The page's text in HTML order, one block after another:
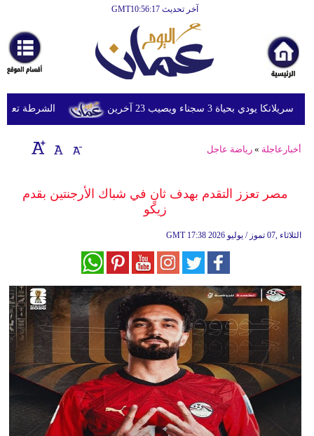
آخر تحديث GMT10:56:17
أخبارعاجلة
رياضة
ثقافة
إقتصاد
وموسيقى
سياحة
وسفر
ديكور
أخبار
إعلام
الشرطة تعتقل بحياة 3 سجناء ويصيب 23 آخرين
أخبارعاجلة »رياضة عاجل
مصر تعزز التقدم بهدف ثانٍ في شباك الأرجنتين بقدم
زيكو
GMT 17:38 2026 الثلاثاء ,07 تموز / يوليو